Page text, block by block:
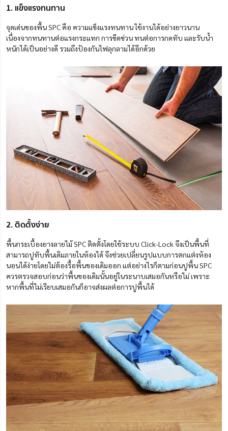
1. แข็งแรงทนทาน
จุดเด่นของพื้น SPC คือ ความแข็งแรงทนทาน ใช้งานได้อย่างยาวนาน
เนื่องจากทนทานต่อแรงกระแทก การขีดข่วน ทนต่อการกดทับ และรับน้ำ
หนักได้เป็นอย่างดี รวมถึงป้องกันไฟลุกลามได้อีกด้วย
2. ติดตั้งง่าย
พื้นกระเบื้องยางลายไม้ SPC ติดตั้งโดยใช้ระบบ Click-Lock จึงเป็นพื้นที่
สามารถปูทับพื้นเดิมภายในห้องได้ จึงช่วยเปลี่ยนรูปแบบการตกแต่งห้อง
นอนได้ง่ายโดยไม่ต้องรื้อพื้นของเดิมออก แต่อย่างไรก็ตามก่อนปูพื้น SPC
ควรตรวจสอบก่อนว่าพื้นของเดิมนั้นอยู่ในระนาบเสมอกันหรือไม่ เพราะ
หากพื้นที่ไม่เรียบเสมอกันก็อาจส่งผลต่อการปูพื้นได้